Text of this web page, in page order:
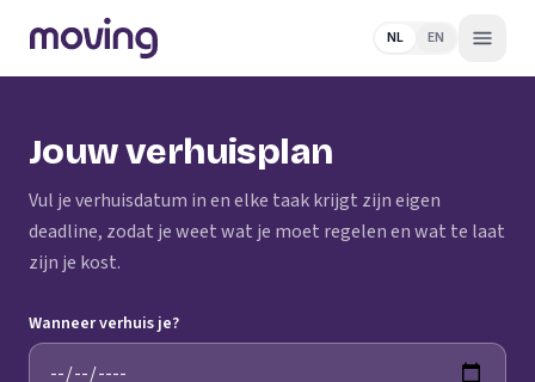
NL EN
Jouw verhuisplan
Vul je verhuisdatum in en elke taak krijgt zijn eigen
deadline, zodat je weet wat je moet regelen en wat te laat
zijn je kost.
Wanneer verhuis je?